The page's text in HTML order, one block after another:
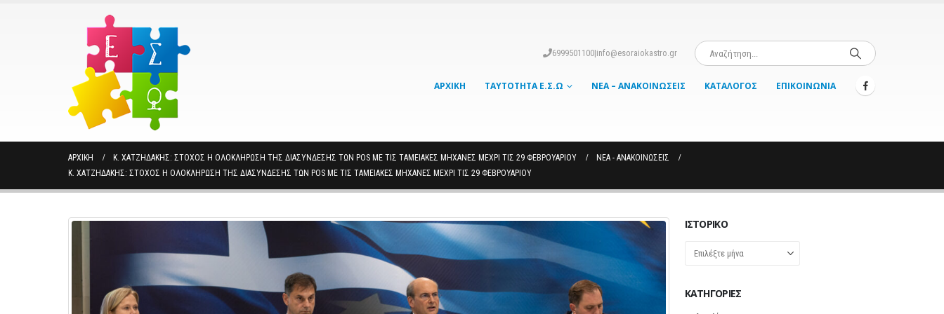
6999501100|info@esoraiokastro.gr
ΑΡΧΙΚΉ ΤΑΥΤΌΤΗΤΑ Ε.Σ.Ω ΝΈΑ – ΑΝΑΚΟΙΝΏΣΕΙΣ ΚΑΤΆΛΟΓΟΣ ΕΠΙΚΟΙΝΩΝΊΑ
ΑΡΧΙΚΉ Κ. ΧΑΤΖΗΔΆΚΗΣ: ΣΤΌΧΟΣ Η ΟΛΟΚΛΉΡΩΣΗ ΤΗΣ ΔΙΑΣΎΝΔΕΣΗΣ ΤΩΝ POS ΜΕ ΤΙΣ ΤΑΜΕΙΑΚΈΣ ΜΗΧΑΝΈΣ ΜΈΧΡΙ ΤΙΣ 29 ΦΕΒΡΟΥΑΡΊΟΥ
ΝΈΑ - ΑΝΑΚΟΙΝΏΣΕΙΣ
Κ. ΧΑΤΖΗΔΆΚΗΣ: ΣΤΌΧΟΣ Η ΟΛΟΚΛΉΡΩΣΗ ΤΗΣ ΔΙΑΣΎΝΔΕΣΗΣ ΤΩΝ POS ΜΕ ΤΙΣ ΤΑΜΕΙΑΚΈΣ ΜΗΧΑΝΈΣ ΜΈΧΡΙ ΤΙΣ 29 ΦΕΒΡΟΥΑΡΊΟΥ
ΙΣΤΟΡΙΚΌ
Ιστορικό
KΑΤΗΓΟΡΊΕΣ